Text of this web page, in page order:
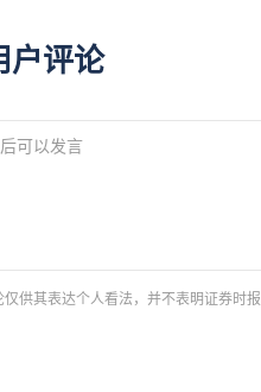
户评论
后可以发言
仅供其表达个人看法，并不表明证券时